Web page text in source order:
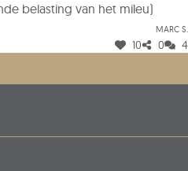
belasting van het mileu)
Marc S.
10 0 4